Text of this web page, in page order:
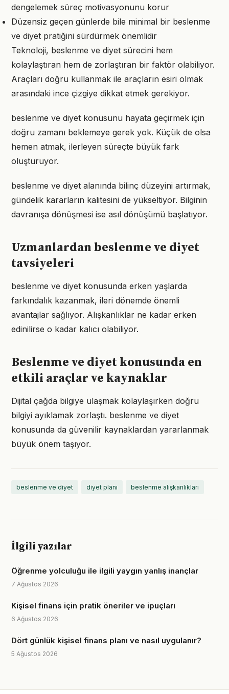
dengelemek süreç motivasyonunu korur
Düzensiz geçen günlerde bile minimal bir beslenme
ve diyet pratiğini sürdürmek önemlidir
Teknoloji, beslenme ve diyet sürecini hem
kolaylaştıran hem de zorlaştıran bir faktör olabiliyor.
Araçları doğru kullanmak ile araçların esiri olmak
arasındaki ince çizgiye dikkat etmek gerekiyor.
beslenme ve diyet konusunu hayata geçirmek için
doğru zamanı beklemeye gerek yok. Küçük de olsa
hemen atmak, ilerleyen süreçte büyük fark
oluşturuyor.
beslenme ve diyet alanında bilinç düzeyini artırmak,
gündelik kararların kalitesini de yükseltiyor. Bilginin
davranışa dönüşmesi ise asıl dönüşümü başlatıyor.
Uzmanlardan beslenme ve diyet
tavsiyeleri
beslenme ve diyet konusunda erken yaşlarda
farkındalık kazanmak, ileri dönemde önemli
avantajlar sağlıyor. Alışkanlıklar ne kadar erken
edinilirse o kadar kalıcı olabiliyor.
Beslenme ve diyet konusunda en
etkili araçlar ve kaynaklar
Dijital çağda bilgiye ulaşmak kolaylaşırken doğru
bilgiyi ayıklamak zorlaştı. beslenme ve diyet
konusunda da güvenilir kaynaklardan yararlanmak
büyük önem taşıyor.
beslenme ve diyet diyet planı beslenme alışkanlıkları
İlgili yazılar
Öğrenme yolculuğu ile ilgili yaygın yanlış inançlar
7 Ağustos 2026
Kişisel finans için pratik öneriler ve ipuçları
6 Ağustos 2026
Dört günlük kişisel finans planı ve nasıl uygulanır?
5 Ağustos 2026